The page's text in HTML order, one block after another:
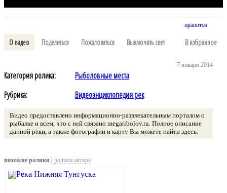
нравится
О видео Поделиться Пожаловаться Выключить свет В избранное
Категория ролика:
Рыболовные места
Рубрика:
Видеоэнциклопедия рек
Видео предоставлено информационно-развлекательным порталом о
рыбалке и всем, что с ней связано megaribolov.ru. Полное описание
данной реки, а также фотографии и карту Вы можете найти здесь:
7 января 2014
похожие ролики | ролики автора